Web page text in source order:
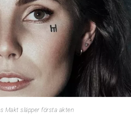
Makt släpper första akten